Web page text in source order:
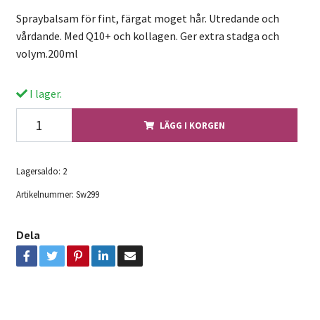
Spraybalsam för fint, färgat moget hår. Utredande och
vårdande. Med Q10+ och kollagen. Ger extra stadga och
volym.200ml
I lager.
LÄGG I KORGEN
Lagersaldo: 2
Artikelnummer: Sw299
Dela